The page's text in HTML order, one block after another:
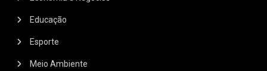
Educação
Esporte
Meio Ambiente